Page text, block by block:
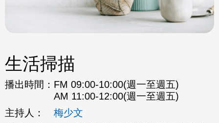
生活掃描
播出時間： FM 09:00-10:00(週一至週五)
AM 11:00-12:00(週一至週五)
主持人：
梅少文